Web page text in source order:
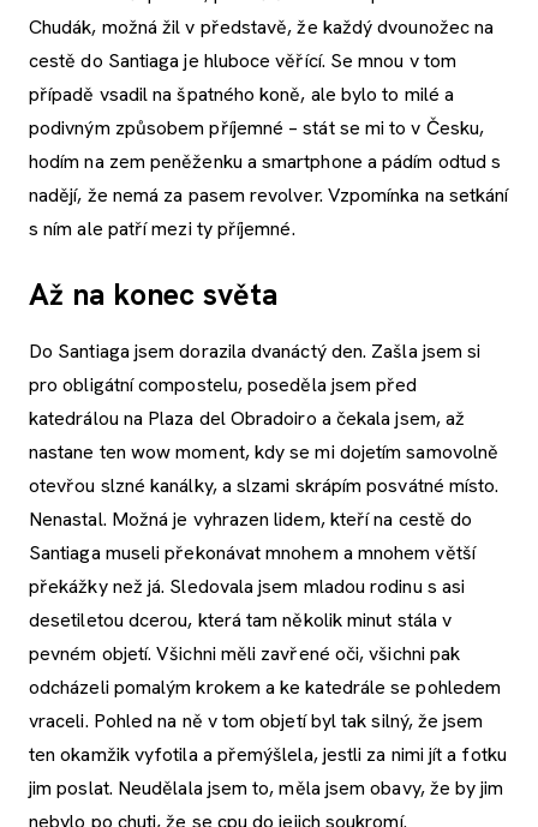
Chudák, možná žil v představě, že každý dvounožec na
cestě do Santiaga je hluboce věřící. Se mnou v tom
případě vsadil na špatného koně, ale bylo to milé a
podivným způsobem příjemné – stát se mi to v Česku,
hodím na zem peněženku a smartphone a pádím odtud s
nadějí, že nemá za pasem revolver. Vzpomínka na setkání
s ním ale patří mezi ty příjemné.
Až na konec světa
Do Santiaga jsem dorazila dvanáctý den. Zašla jsem si
pro obligátní compostelu, poseděla jsem před
katedrálou na Plaza del Obradoiro a čekala jsem, až
nastane ten wow moment, kdy se mi dojetím samovolně
otevřou slzné kanálky, a slzami skrápím posvátné místo.
Nenastal. Možná je vyhrazen lidem, kteří na cestě do
Santiaga museli překonávat mnohem a mnohem větší
překážky než já. Sledovala jsem mladou rodinu s asi
desetiletou dcerou, která tam několik minut stála v
pevném objetí. Všichni měli zavřené oči, všichni pak
odcházeli pomalým krokem a ke katedrále se pohledem
vraceli. Pohled na ně v tom objetí byl tak silný, že jsem
ten okamžik vyfotila a přemýšlela, jestli za nimi jít a fotku
jim poslat. Neudělala jsem to, měla jsem obavy, že by jim
nebylo po chuti, že se cpu do jejich soukromí.